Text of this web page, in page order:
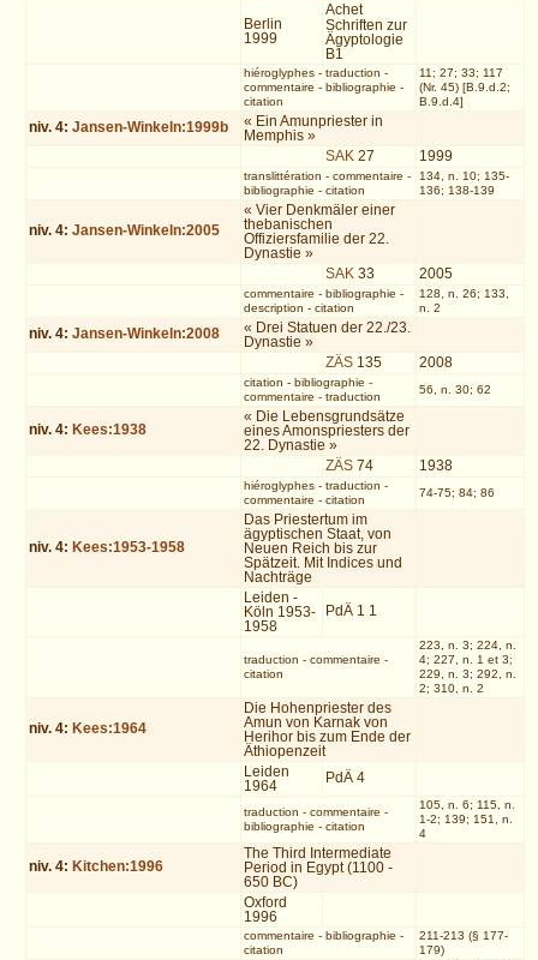
Berlin
1999
Achet
Schriften zur
Ägyptologie
B1
hiéroglyphes- traduction -
commentaire - bibliographie -
citation
11; 27; 33; 117
(Nr. 45) [B.9.d.2;
B.9.d.4]
niv. 4:Jansen-Winkeln:1999b
« Ein Amunpriester in
Memphis »
SAK 27 1999
translittération - commentaire -
bibliographie - citation
134, n. 10; 135-
136; 138-139
niv. 4:Jansen-Winkeln:2005
« Vier Denkmäler einer
thebanischen
Offiziersfamilie der 22.
Dynastie »
SAK 33 2005
commentaire - bibliographie -
description - citation
128, n. 26; 133,
n. 2
niv. 4:Jansen-Winkeln:2008
« Drei Statuen der 22./23.
Dynastie »
ZÄS 135 2008
citation - bibliographie -
commentaire - traduction
56, n. 30; 62
niv. 4: Kees:1938
« Die Lebensgrundsätze
eines Amonspriesters der
22. Dynastie »
ZÄS 74 1938
hiéroglyphes- traduction -
commentaire - citation
74-75; 84; 86
niv. 4: Kees:1953-1958
Das Priestertum im
ägyptischen Staat, von
Neuen Reich bis zur
Spätzeit. Mit Indices und
Nachträge
Leiden -
Köln 1953-
1958
PdÄ 1 1
traduction - commentaire -
citation
223, n. 3; 224, n.
4; 227, n. 1 et 3;
229, n. 3; 292, n.
2; 310, n. 2
niv. 4: Kees:1964
Die Hohenpriester des
Amun von Karnak von
Herihor bis zum Ende der
Äthiopenzeit
Leiden
1964
PdÄ 4
traduction - commentaire -
bibliographie - citation
105, n. 6; 115, n.
1-2; 139; 151, n.
4
niv. 4: Kitchen:1996
The Third Intermediate
Period in Egypt (1100 -
650 BC)
Oxford
1996
commentaire - bibliographie -
citation
211-213 (§ 177-
179)